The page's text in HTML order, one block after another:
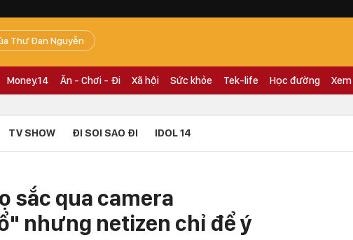
Thư Đan Nguyễn
Money.14 Ăn - Chơi - Đi Xã hội Sức khỏe Tek-life Học đường
TV SHOW ĐI SOI SAO ĐI IDOL 14
sắc qua camera
nhưng netizen chỉ để ý